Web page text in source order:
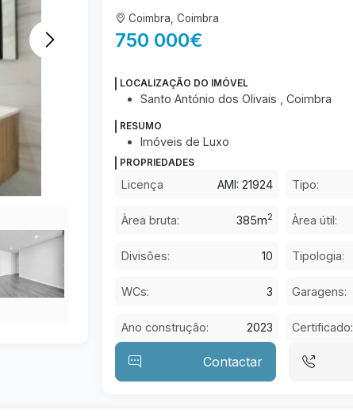
Coimbra, Coimbra
750 000€
LOCALIZAÇÃO DO IMÓVEL
Santo António dos Olivais , Coimbra
RESUMO
Imóveis de Luxo
PROPRIEDADES
Licença AMI: 21924 Tipo:
Àrea bruta: 385m2 Àrea útil:
Divisões: 10 Tipologia:
WCs: 3 Garagens:
Ano construção: 2023 Certificado:
Contactar